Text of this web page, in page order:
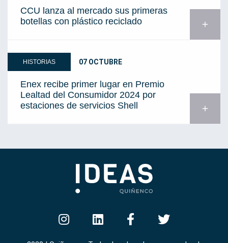
CCU lanza al mercado sus primeras
botellas con plástico reciclado
add
HISTORIAS 07 OCTUBRE
Enex recibe primer lugar en Premio
Lealtad del Consumidor 2024 por
estaciones de servicios Shell
add